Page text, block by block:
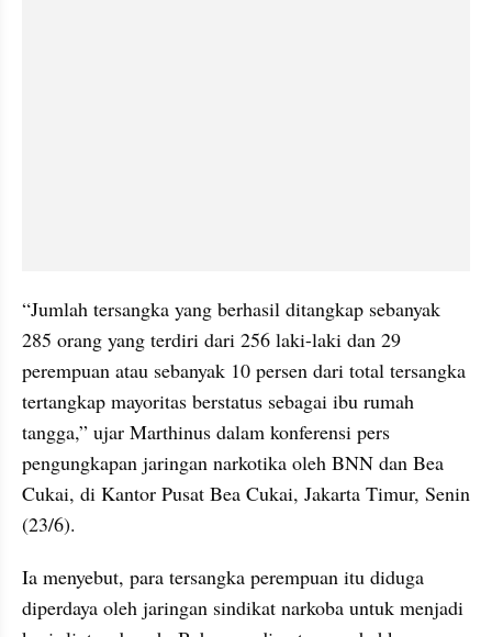
“Jumlah tersangka yang berhasil ditangkap sebanyak
285 orang yang terdiri dari 256 laki-laki dan 29
perempuan atau sebanyak 10 persen dari total tersangka
tertangkap mayoritas berstatus sebagai ibu rumah
tangga,” ujar Marthinus dalam konferensi pers
pengungkapan jaringan narkotika oleh BNN dan Bea
Cukai, di Kantor Pusat Bea Cukai, Jakarta Timur, Senin
(23/6).
Ia menyebut, para tersangka perempuan itu diduga
diperdaya oleh jaringan sindikat narkoba untuk menjadi